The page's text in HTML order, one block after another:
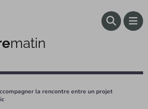
matin
la rencontre entre un projet